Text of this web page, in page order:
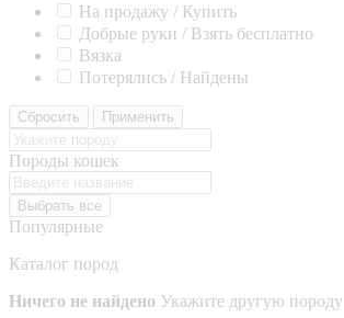
На продажу / Купить
Добрые руки / Взять бесплатно
Вязка
Потерялись / Найдены
Сбросить Применить
Породы кошек
Выбрать все
Популярные
Каталог пород
Ничего не найдено Укажите другую породу